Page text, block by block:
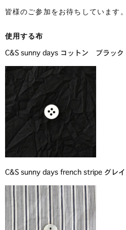
皆様のご参加をお待ちしています。
使用する布
C&S sunny days コットン ブラック
C&S sunny days french stripe グレ